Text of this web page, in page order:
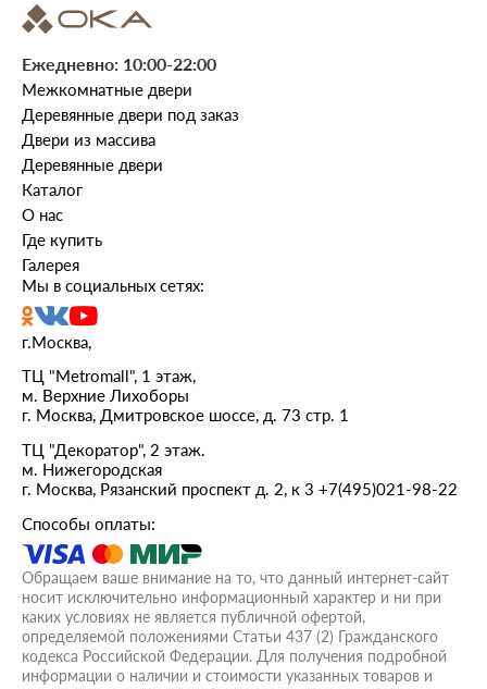
Ежедневно: 10:00-22:00
г.Москва,
ТЦ "Metromall", 1 этаж,
м. Верхние Лихоборы
г. Москва, Дмитровское шоссе, д. 73 стр. 1
ТЦ "Декоратор", 2 этаж.
м. Нижегородская
г. Москва, Рязанский проспект д. 2, к 3 +7(495)021-98-22
Способы оплаты:
Межкомнатные двери
Деревянные двери под заказ
Двери из массива
Деревянные двери
Каталог
О нас
Где купить
Галерея
Мы в социальных сетях:
Обращаем ваше внимание на то, что данный интернет-сайт
носит исключительно информационный характер и ни при
каких условиях не является публичной офертой,
определяемой положениями Статьи 437 (2) Гражданского
кодекса Российской Федерации. Для получения подробной
информации о наличии и стоимости указанных товаров и